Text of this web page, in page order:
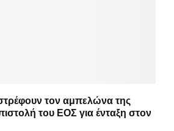
τον αμπελώνα της
του ΕΟΣ για ένταξη στον